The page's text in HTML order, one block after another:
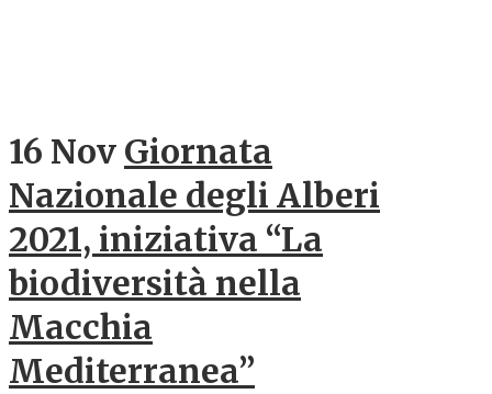
16 Nov Giornata
Nazionale degli Alberi
2021, iniziativa “La
biodiversità nella
Macchia
Mediterranea”